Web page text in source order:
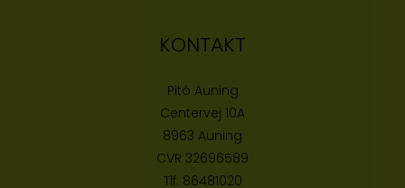
KONTAKT
Pitó Auning
Centervej 10A
8963 Auning
CVR 32696589
Tlf: 86481020